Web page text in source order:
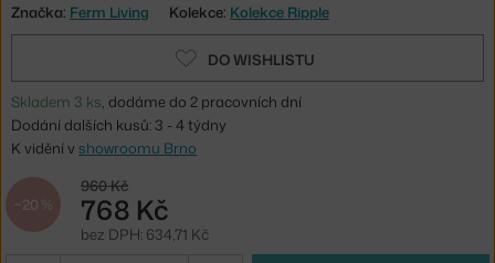
Značka: Ferm Living Kolekce: Kolekce Ripple
DO WISHLISTU
Skladem 3 ks, dodáme do 2 pracovních dní
Dodání dalších kusů: 3 - 4 týdny
K vidění v showroomu Brno
−20 %
960 Kč
768 Kč
bez DPH: 634,71 Kč